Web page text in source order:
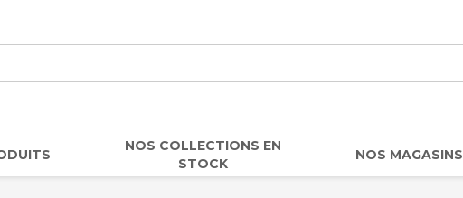
NOS COLLECTIONS EN
STOCK
NOS MAGASINS